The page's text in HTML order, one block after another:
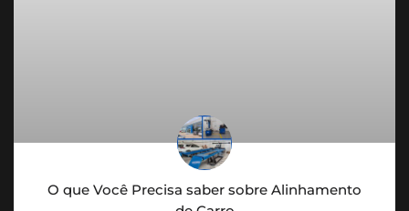
O que Você Precisa saber sobre Alinhamento